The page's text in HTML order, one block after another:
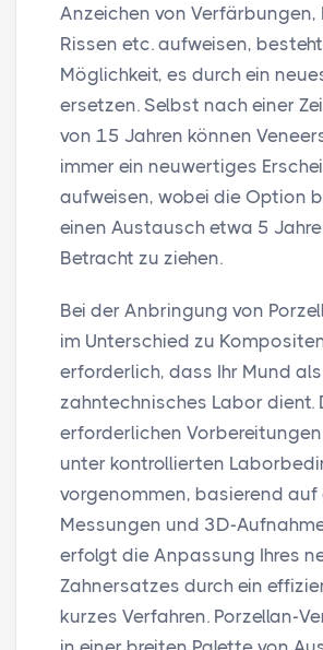
Anzeichen von Verfärbungen,
Rissen etc. aufweisen,
Möglichkeit, es durch ein
ersetzen. Selbst nach einer
von 15 Jahren können
immer ein neuwertiges
aufweisen, wobei die Option
einen Austausch etwa 5
Betracht zu ziehen.
Bei der Anbringung von
im Unterschied zu
erforderlich, dass Ihr Mund als
zahntechnisches Labor dient.
erforderlichen
unter kontrollierten
vorgenommen, basierend auf
Messungen und 3D-
erfolgt die Anpassung Ihres
Zahnersatzes durch ein
kurzes Verfahren. Porzellan-